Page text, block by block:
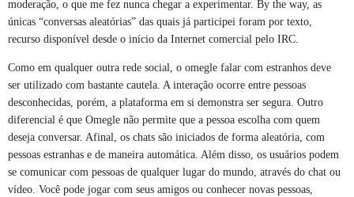
moderação, o que me fez nunca chegar a experimentar. By the way, as
únicas “conversas aleatórias” das quais já participei foram por texto,
recurso disponível desde o início da Internet comercial pelo IRC.
Como em qualquer outra rede social, o omegle falar com estranhos deve
ser utilizado com bastante cautela. A interação ocorre entre pessoas
desconhecidas, porém, a plataforma em si demonstra ser segura. Outro
diferencial é que Omegle não permite que a pessoa escolha com quem
deseja conversar. Afinal, os chats são iniciados de forma aleatória, com
pessoas estranhas e de maneira automática. Além disso, os usuários podem
se comunicar com pessoas de qualquer lugar do mundo, através do chat ou
vídeo. Você pode jogar com seus amigos ou conhecer novas pessoas,